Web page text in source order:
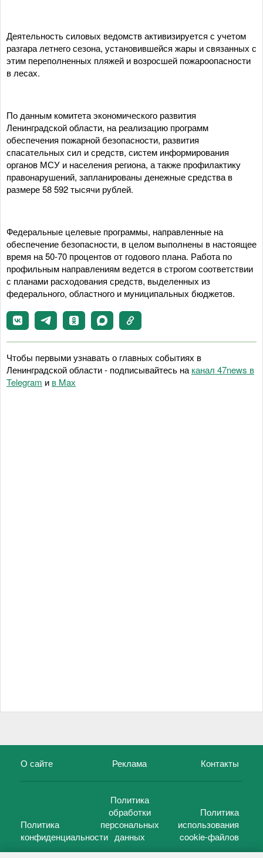
Деятельность силовых ведомств активизируется с учетом
разгара летнего сезона, установившейся жары и связанных с
этим переполненных пляжей и возросшей пожароопасности
в лесах.
По данным комитета экономического развития
Ленинградской области, на реализацию программ
обеспечения пожарной безопасности, развития
спасательных сил и средств, систем информирования
органов МСУ и населения региона, а также профилактику
правонарушений, запланированы денежные средства в
размере 58 592 тысячи рублей.
Федеральные целевые программы, направленные на
обеспечение безопасности, в целом выполнены в настоящее
время на 50-70 процентов от годового плана. Работа по
профильным направлениям ведется в строгом соответствии
с планами расходования средств, выделенных из
федерального, областного и муниципальных бюджетов.
Чтобы первыми узнавать о главных событиях в
Ленинградской области - подписывайтесь на канал 47news в
Telegram и в Maх
О сайте Реклама Контакты
Политика
конфиденциальности
Политика
обработки
персональных
данных
Политика
использования
cookie-файлов